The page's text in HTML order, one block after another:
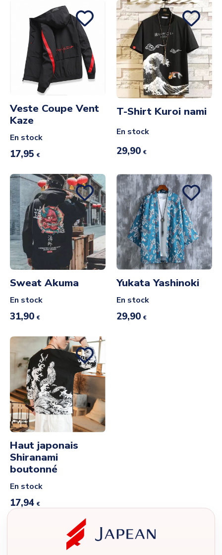
Veste Coupe Vent
Kaze
En stock
17,95 €
T-Shirt Kuroi nami
En stock
29,90 €
Sweat Akuma
En stock
31,90 €
Yukata Yashinoki
En stock
29,90 €
Haut japonais
Shiranami
boutonné
En stock
17,94 €